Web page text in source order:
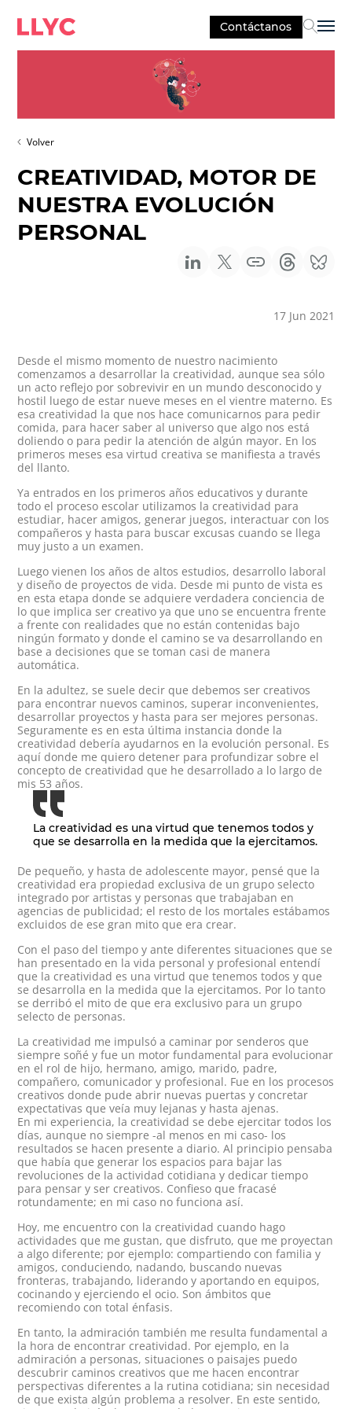
Contáctanos
Volver
CREATIVIDAD, MOTOR DE
NUESTRA EVOLUCIÓN
PERSONAL
17 Jun 2021
Desde el mismo momento de nuestro nacimiento
comenzamos a desarrollar la creatividad, aunque sea sólo
un acto reflejo por sobrevivir en un mundo desconocido y
hostil luego de estar nueve meses en el vientre materno. Es
esa creatividad la que nos hace comunicarnos para pedir
comida, para hacer saber al universo que algo nos está
doliendo o para pedir la atención de algún mayor. En los
primeros meses esa virtud creativa se manifiesta a través
del llanto.
Ya entrados en los primeros años educativos y durante
todo el proceso escolar utilizamos la creatividad para
estudiar, hacer amigos, generar juegos, interactuar con los
compañeros y hasta para buscar excusas cuando se llega
muy justo a un examen.
Luego vienen los años de altos estudios, desarrollo laboral
y diseño de proyectos de vida. Desde mi punto de vista es
en esta etapa donde se adquiere verdadera conciencia de
lo que implica ser creativo ya que uno se encuentra frente
a frente con realidades que no están contenidas bajo
ningún formato y donde el camino se va desarrollando en
base a decisiones que se toman casi de manera
automática.
En la adultez, se suele decir que debemos ser creativos
para encontrar nuevos caminos, superar inconvenientes,
desarrollar proyectos y hasta para ser mejores personas.
Seguramente es en esta última instancia donde la
creatividad debería ayudarnos en la evolución personal. Es
aquí donde me quiero detener para profundizar sobre el
concepto de creatividad que he desarrollado a lo largo de
mis 53 años.
La creatividad es una virtud que tenemos todos y
que se desarrolla en la medida que la ejercitamos.
De pequeño, y hasta de adolescente mayor, pensé que la
creatividad era propiedad exclusiva de un grupo selecto
integrado por artistas y personas que trabajaban en
agencias de publicidad; el resto de los mortales estábamos
excluidos de ese gran mito que era crear.
Con el paso del tiempo y ante diferentes situaciones que se
han presentado en la vida personal y profesional entendí
que la creatividad es una virtud que tenemos todos y que
se desarrolla en la medida que la ejercitamos. Por lo tanto
se derribó el mito de que era exclusivo para un grupo
selecto de personas.
La creatividad me impulsó a caminar por senderos que
siempre soñé y fue un motor fundamental para evolucionar
en el rol de hijo, hermano, amigo, marido, padre,
compañero, comunicador y profesional. Fue en los procesos
creativos donde pude abrir nuevas puertas y concretar
expectativas que veía muy lejanas y hasta ajenas.
En mi experiencia, la creatividad se debe ejercitar todos los
días, aunque no siempre -al menos en mi caso- los
resultados se hacen presente a diario. Al principio pensaba
que había que generar los espacios para bajar las
revoluciones de la actividad cotidiana y dedicar tiempo
para pensar y ser creativos. Confieso que fracasé
rotundamente; en mi caso no funciona así.
Hoy, me encuentro con la creatividad cuando hago
actividades que me gustan, que disfruto, que me proyectan
a algo diferente; por ejemplo: compartiendo con familia y
amigos, conduciendo, nadando, buscando nuevas
fronteras, trabajando, liderando y aportando en equipos,
cocinando y ejerciendo el ocio. Son ámbitos que
recomiendo con total énfasis.
En tanto, la admiración también me resulta fundamental a
la hora de encontrar creatividad. Por ejemplo, en la
admiración a personas, situaciones o paisajes puedo
descubrir caminos creativos que me hacen encontrar
perspectivas diferentes a la rutina cotidiana; sin necesidad
de que exista algún problema a resolver. En este sentido,